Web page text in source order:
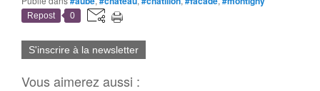
Repost 0
S'inscrire à la newsletter
Vous aimerez aussi :